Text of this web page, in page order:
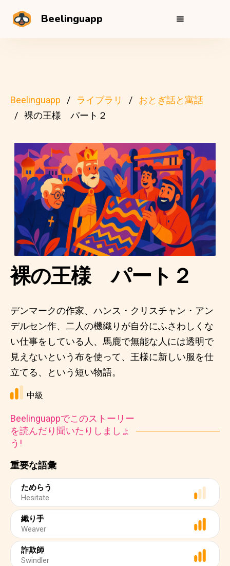
Beelinguapp
Beelinguapp ライブラリ
おとぎ話と寓話
裸の王様 パート２
重要な語彙
ためらう
Hesitate
織り手
Weaver
詐欺師
Swindler
裸の王様 パート２
デンマークの作家、ハンス・クリスチャン・アン
デルセン作、二人の機織りが自分にふさわしくな
い仕事をしている人、馬鹿で無能な人には透明で
見えないという布を使って、王様に新しい服を仕
立てる、という短い物語。
中級
Beelinguappでこのストーリー
を読んだり聞いたりしましょ
う!